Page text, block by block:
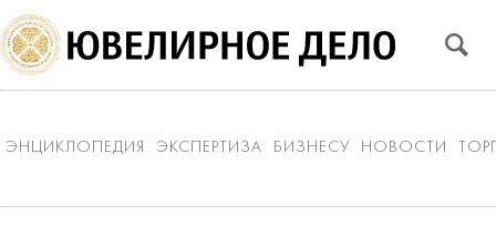
ЭНЦИКЛОПЕДИЯ ЭКСПЕРТИЗА БИЗНЕСУ НОВОСТИ